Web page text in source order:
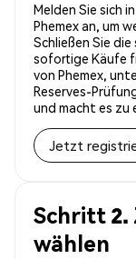
Melden Sie sich
Phemex an, um
Schließen Sie
sofortige Käufe
von Phemex,
Reserves-
und macht es zu
Jetzt
Schritt 2.
wählen